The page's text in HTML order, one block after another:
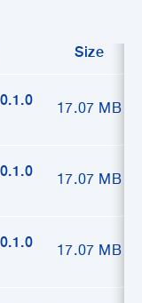
Size
17.07 MB
17.07 MB
17.07 MB